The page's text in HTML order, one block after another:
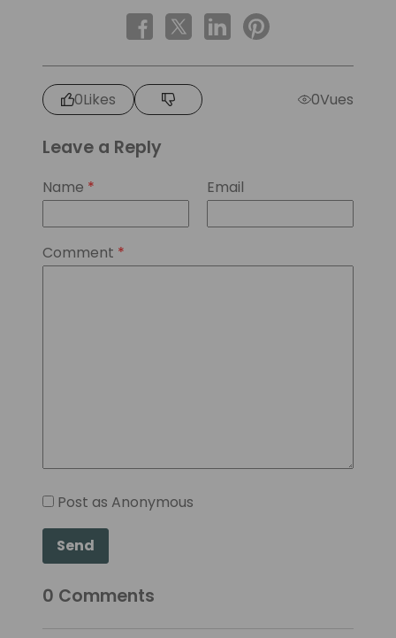
0Likes 0Vues
Leave a Reply
Name * Email
Comment *
Post as Anonymous
Send
0 Comments